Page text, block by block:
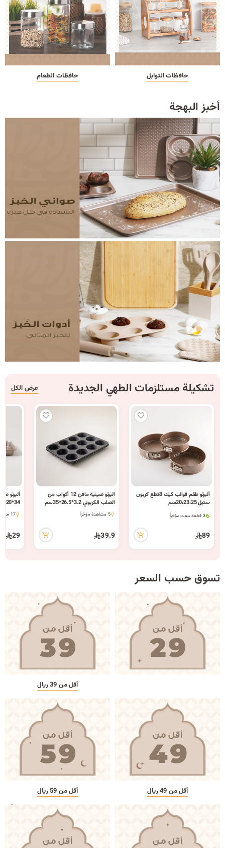
حافظات التوابل حافظات الطعام
أخبز البهجة
تشكيلة مستلزمات الطهي الجديدة عرض الكل
ألبرتو طقم قوالب كيك 3قطع كربون
ستيل 20،23،25سم
3 كمية متوفرة
3 قطعة بيعت مؤخراً
3 كمية متوفرة
9 مشاهدة مؤخراً
89
البرتو صينية مافن 12 أكواب من
الصلب الكربوني 3.2*26.5*35سم
باللون الرمادي
5 مشاهدة مؤخراً
39.9
ألبرتو
34*20*4سم
17 مشاهدة مؤخراً
29
تسوق حسب السعر
أقل من 39 ريال
أقل من 49 ريال أقل من 59 ريال